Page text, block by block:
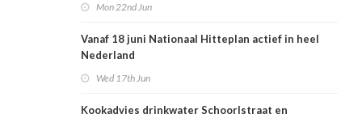
Mon 22nd Jun
Vanaf 18 juni Nationaal Hitteplan actief in heel
Nederland
Wed 17th Jun
Kookadvies drinkwater Schoorlstraat en